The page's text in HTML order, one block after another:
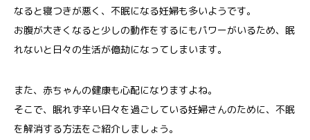
なると寝つきが悪く、不眠になる妊婦も多いようです。
お腹が大きくなると少しの動作をするにもパワーがいるため、眠
れないと日々の生活が億劫になってしまいます。
また、赤ちゃんの健康も心配になりますよね。
そこで、眠れず辛い日々を過ごしている妊婦さんのために、不眠
を解消する方法をご紹介しましょう。